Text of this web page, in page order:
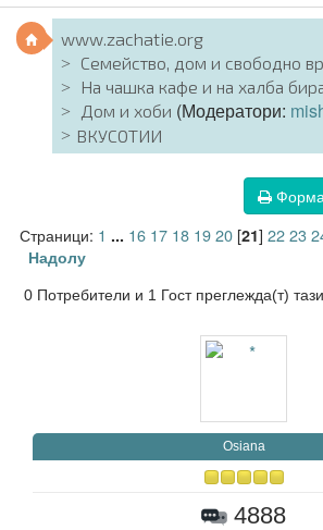
www.zachatie.org
Семейство, дом и свободно
На чашка кафе и на халба
Дом и хоби (Модератори:
ВКУСОТИИ
Страници: 1 ... 16 17 18 1920[21] 2223
Надолу
0 Потребители и 1 Гост преглежда(т)
Osiana
4888